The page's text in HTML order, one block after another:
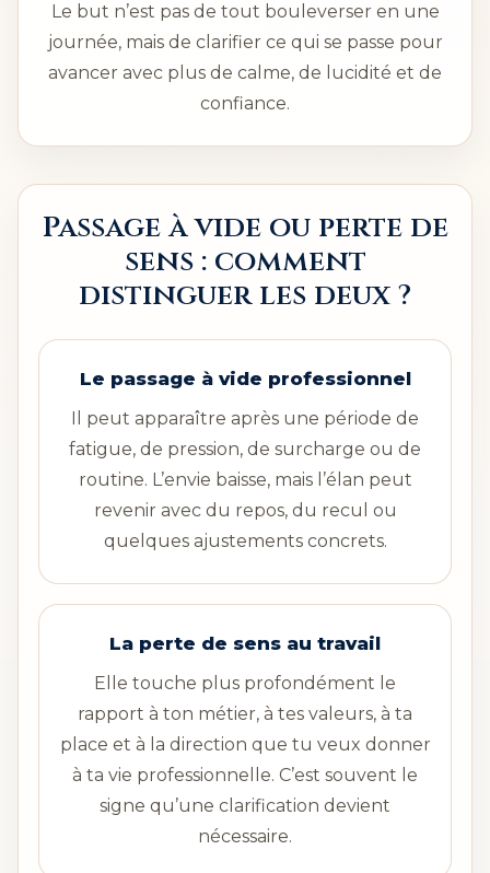
Le but n’est pas de tout bouleverser en une
journée, mais de clarifier ce qui se passe pour
avancer avec plus de calme, de lucidité et de
confiance.
Passage à vide ou perte de
sens : comment
distinguer les deux ?
Le passage à vide professionnel
Il peut apparaître après une période de
fatigue, de pression, de surcharge ou de
routine. L’envie baisse, mais l’élan peut
revenir avec du repos, du recul ou
quelques ajustements concrets.
La perte de sens au travail
Elle touche plus profondément le
rapport à ton métier, à tes valeurs, à ta
place et à la direction que tu veux donner
à ta vie professionnelle. C’est souvent le
signe qu’une clarification devient
nécessaire.